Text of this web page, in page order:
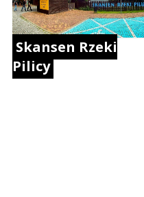
Skansen Rzeki
Pilicy